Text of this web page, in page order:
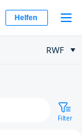
Helfen
RWF
Filter